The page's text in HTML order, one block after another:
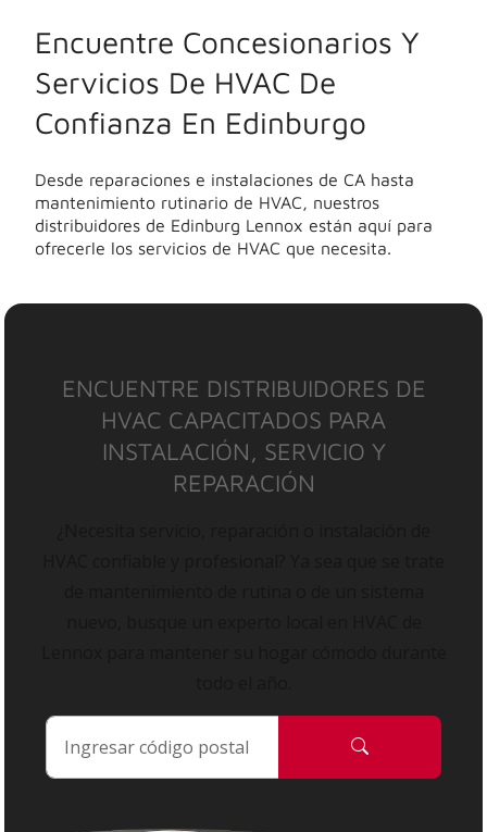
Encuentre Concesionarios Y
Servicios De HVAC De
Confianza En Edinburgo
Desde reparaciones e instalaciones de CA hasta
mantenimiento rutinario de HVAC, nuestros
distribuidores de Edinburg Lennox están aquí para
ofrecerle los servicios de HVAC que necesita.
ENCUENTRE DISTRIBUIDORES DE
HVAC CAPACITADOS PARA
INSTALACIÓN, SERVICIO Y
REPARACIÓN